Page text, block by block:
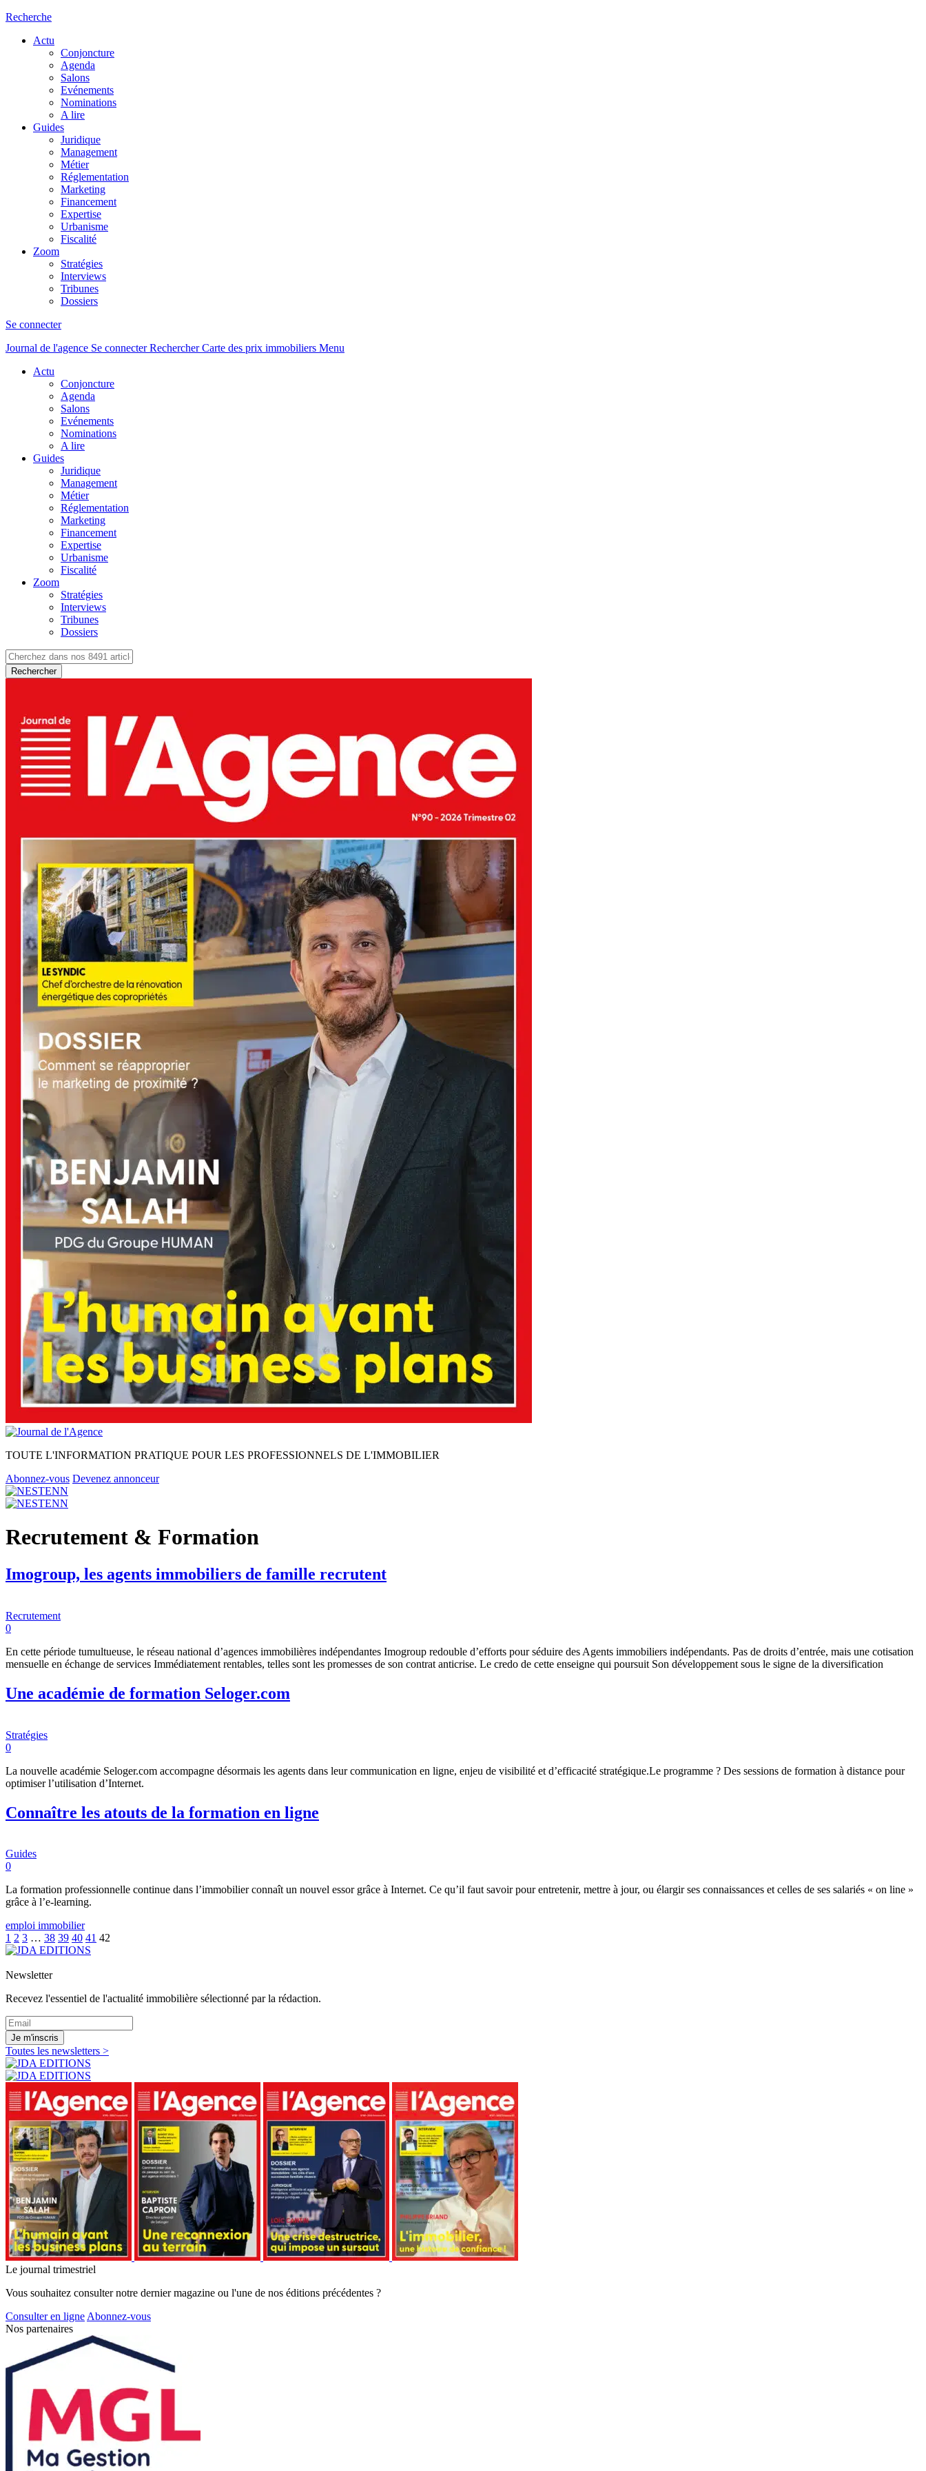
Recherche
Actu
Conjoncture
Agenda
Salons
Evénements
Nominations
A lire
Guides
Juridique
Management
Métier
Réglementation
Marketing
Financement
Expertise
Urbanisme
Fiscalité
Zoom
Stratégies
Interviews
Tribunes
Dossiers
Se connecter
Journal de l'agence Se connecterRechercher Carte des prix immobiliers Menu
Actu
Conjoncture
Agenda
Salons
Evénements
Nominations
A lire
Guides
Juridique
Management
Métier
Réglementation
Marketing
Financement
Expertise
Urbanisme
Fiscalité
Zoom
Stratégies
Interviews
Tribunes
Dossiers
Rechercher
TOUTE L'INFORMATION PRATIQUE POUR LES PROFESSIONNELS DE L'IMMOBILIER
Abonnez-vous Devenez annonceur
Recrutement & Formation
Imogroup, les agents immobiliers de famille recrutent
Recrutement
0
En cette période tumultueuse, le réseau national d’agences immobilières indépendantes Imogroup redouble d’efforts pour séduire des Agents immobiliers indépendants. Pas de droits d’entrée, mais une cotisation
mensuelle en échange de services Immédiatement rentables, telles sont les promesses de son contrat anticrise. Le credo de cette enseigne qui poursuit Son développement sous le signe de la diversification
Une académie de formation Seloger.com
Stratégies
0
La nouvelle académie Seloger.com accompagne désormais les agents dans leur communication en ligne, enjeu de visibilité et d’efficacité stratégique.Le programme ? Des sessions de formation à distance pour
optimiser l’utilisation d’Internet.
Connaître les atouts de la formation en ligne
Guides
0
La formation professionnelle continue dans l’immobilier connaît un nouvel essor grâce à Internet. Ce qu’il faut savoir pour entretenir, mettre à jour, ou élargir ses connaissances et celles de ses salariés « on line »
grâce à l’e-learning.
emploi immobilier
1 2 3 … 38 39 40 41 42
Newsletter
Recevez l'essentiel de l'actualité immobilière sélectionné par la rédaction.
Je m'inscris
Toutes les newsletters >
Le journal trimestriel
Vous souhaitez consulter notre dernier magazine ou l'une de nos éditions précédentes ?
Consulter en ligneAbonnez-vous
Nos partenaires